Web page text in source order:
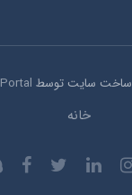
ساخت سایت توسط Portal
خانه